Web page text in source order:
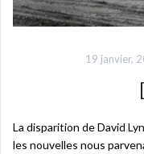
19 janvier,
La disparition de David
les nouvelles nous